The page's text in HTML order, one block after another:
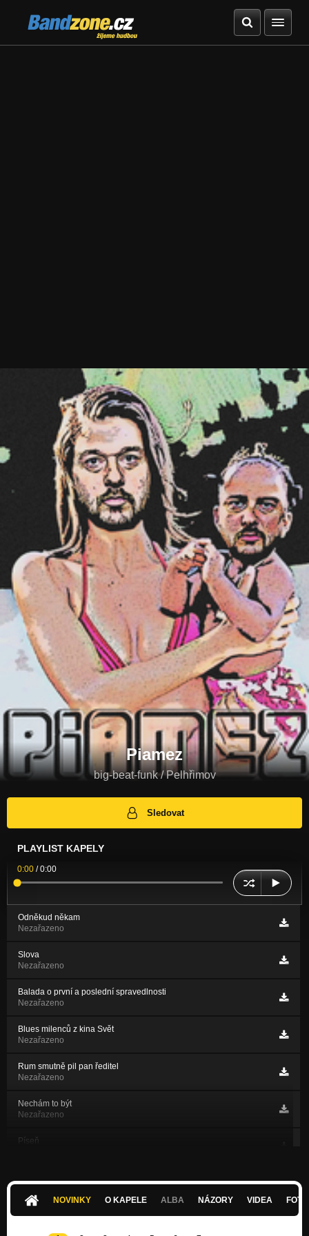
Bandzone.cz
žijeme hudbou
Piamez
big-beat-funk / Pelhřimov
Sledovat
PLAYLIST KAPELY
0:00 /0:00
Odněkud někam
Nezařazeno
Slova
Nezařazeno
Balada o první a poslední spravedlnosti
Nezařazeno
Blues milenců z kina Svět
Nezařazeno
Rum smutně pil pan ředitel
Nezařazeno
Nechám to být
Nezařazeno
Píseň
Blues o světaběhu
NOVINKY O KAPELE ALBA NÁZORY VIDEA